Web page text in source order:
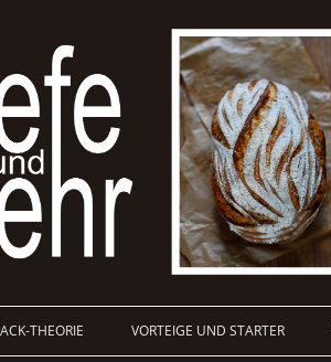
THEORIE VORTEIGE UND STARTER